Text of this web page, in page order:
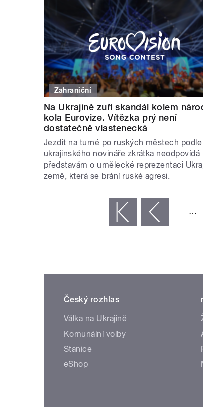
Zahraniční
Na Ukrajině zuří skandál kolem
kola Eurovize. Vítězka prý není
dostatečně vlastenecká
Jezdit na turné po ruských městech podle
ukrajinského novináře zkrátka neodpovídá
představám o umělecké reprezentaci
země, která se brání ruské agresi.
‹ předchozí …
Český rozhlas
Válka na Ukrajině
Komunální volby
Stanice
eShop